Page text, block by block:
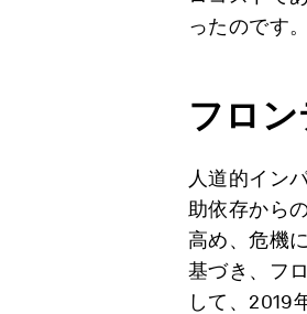
ったのです。
フロ
人道的イン
助依存から
高め、危機
基づき、フ
して、2019